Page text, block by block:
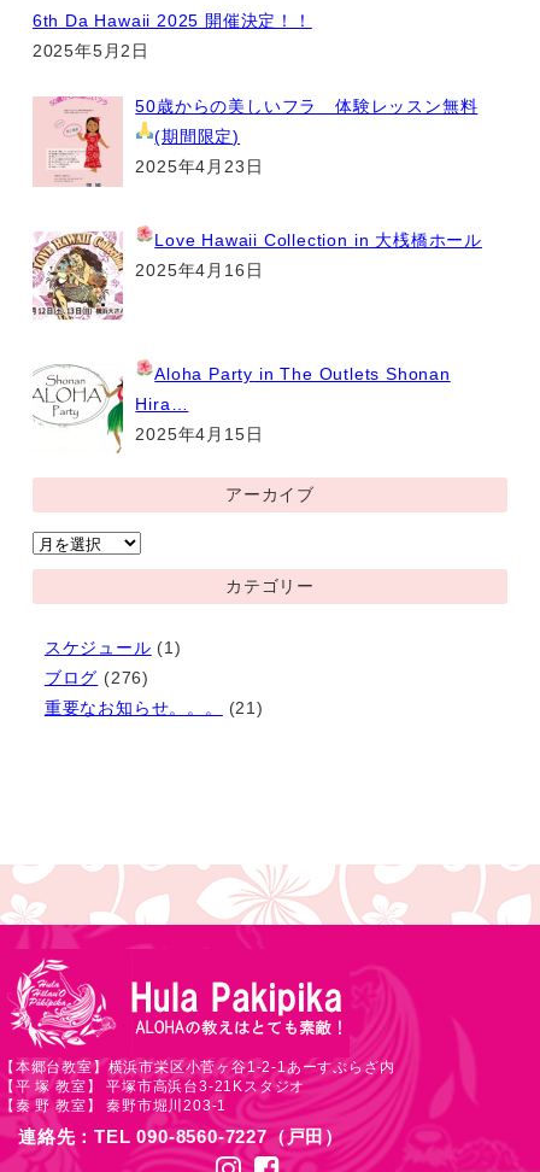
6th Da Hawaii 2025 開催決定！！
2025年5月2日
50歳からの美しいフラ 体験レッスン無料
(期間限定)
2025年4月23日
Love Hawaii Collection in 大桟橋ホール
2025年4月16日
Aloha Party in The Outlets Shonan
Hira…
2025年4月15日
アーカイブ
ア
ー
カ
カテゴリー
スケジュール (1)
ブログ (276)
重要なお知らせ。。。
(21)
【本郷台教室】横浜市栄区小菅ヶ谷1-2-1あーすぷらざ内
【平 塚 教室】 平塚市高浜台3-21Kスタジオ
【秦 野 教室】 秦野市堀川203-1
連絡先：TEL 090-8560-7227（戸田）